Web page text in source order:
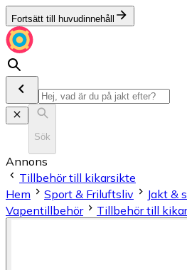
Fortsätt till huvudinnehåll
Sök
Annons
Tillbehör till kikarsikte
Hem
Sport & Friluftsliv
Jakt &
Vapentillbehör
Tillbehör till